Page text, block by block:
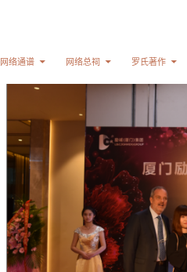
网络通谱 网络总祠 罗氏著作